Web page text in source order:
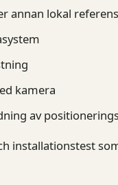
annan lokal referens
kamera
av
installationstest